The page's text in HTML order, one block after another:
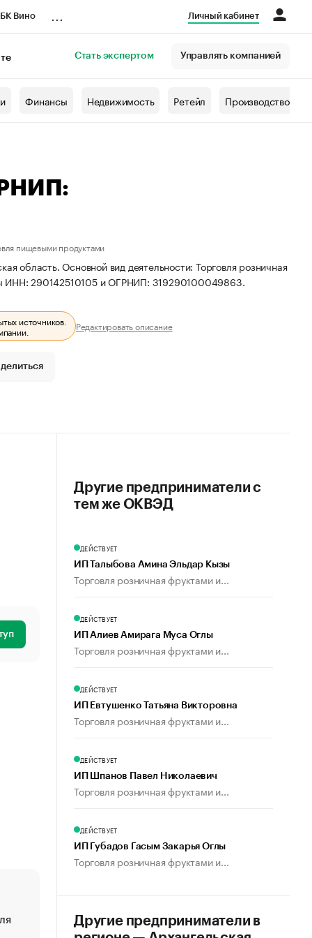
Вино Личный кабинет
Стать экспертом Управлять компанией
Финансы Недвижимость Ретейл Производство
пищевыми продуктами
область. Основной вид деятельности: Торговля розничная
ИНН: 290142510105 и ОГРНИП: 319290100049863.
источников.
Редактировать описание
«От спорта тело стареет иначе». Как живет глава
создавшей GTA
Другие предприниматели с
тем же ОКВЭД
ДЕЙСТВУЕТ
ИП Талыбова Амина Эльдар Кызы
Торговля розничная фруктами и...
ДЕЙСТВУЕТ
ИП Алиев Амирага Муса Оглы
Торговля розничная фруктами и...
ДЕЙСТВУЕТ
ИП Евтушенко Татьяна Викторовна
Торговля розничная фруктами и...
ДЕЙСТВУЕТ
ИП Шпанов Павел Николаевич
Торговля розничная фруктами и...
ДЕЙСТВУЕТ
ИП Губадов Гасым Закарья Оглы
Торговля розничная фруктами и...
Другие предприниматели в